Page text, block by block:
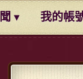
我的帳